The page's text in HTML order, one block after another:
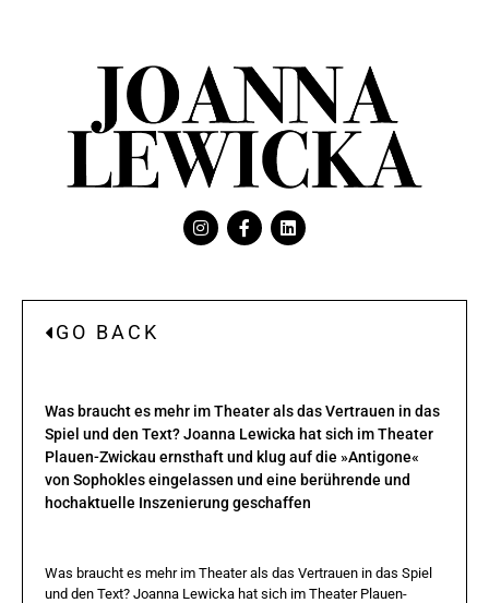
GO BACK
Was braucht es mehr im Theater als das Vertrauen in das
Spiel und den Text? Joanna Lewicka hat sich im Theater
Plauen-Zwickau ernsthaft und klug auf die »Antigone«
von Sophokles eingelassen und eine berührende und
hochaktuelle Inszenierung geschaffen
Was braucht es mehr im Theater als das Vertrauen in das Spiel
und den Text? Joanna Lewicka hat sich im Theater Plauen-